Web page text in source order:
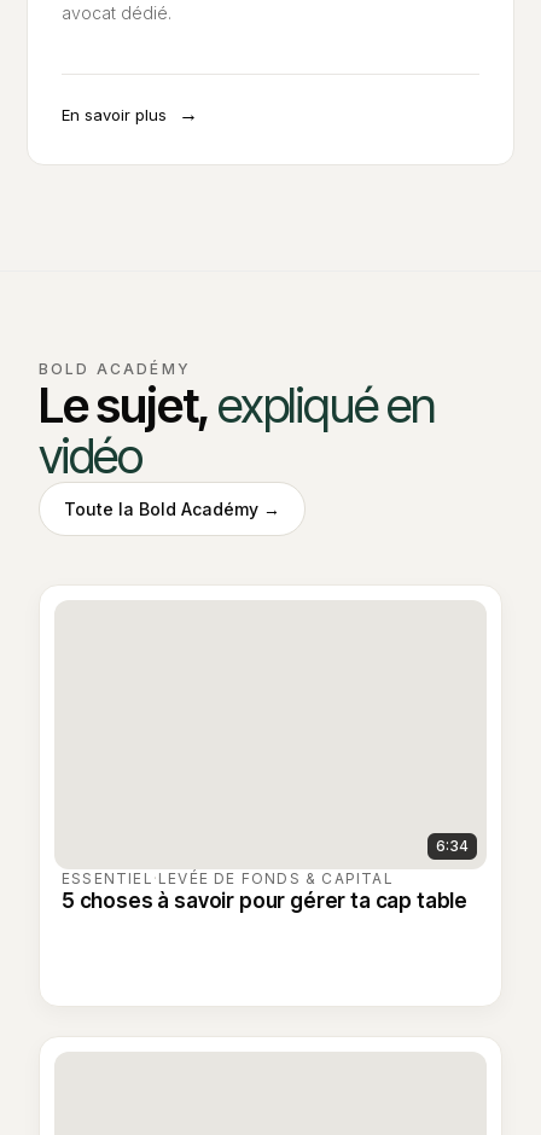
avocat dédié.
En savoir plus →
BOLD ACADÉMY
Le sujet,expliqué en
vidéo
Toute la Bold Académy →
6:34
ESSENTIEL · LEVÉE DE FONDS & CAPITAL
5 choses à savoir pour gérer ta cap table